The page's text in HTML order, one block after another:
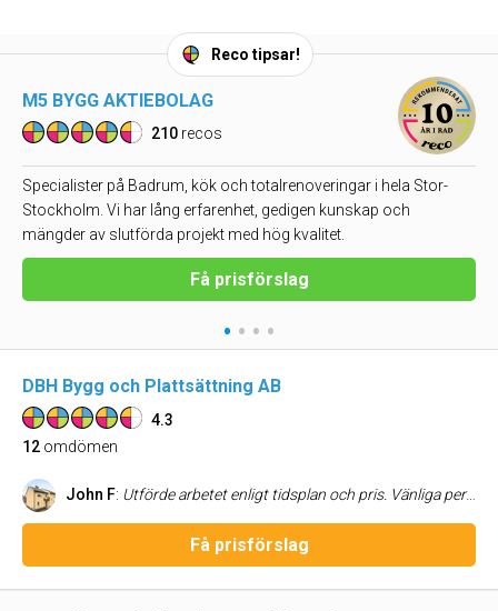
Reco tipsar!
M5 BYGG AKTIEBOLAG
210 recos
Specialister på Badrum, kök och totalrenoveringar i hela Stor-
Stockholm. Vi har lång erfarenhet, gedigen kunskap och
mängder av slutförda projekt med hög kvalitet.
Få prisförslag
• • • •
DBH Bygg och Plattsättning AB
4.3
12 omdömen
John F: Utförde arbetet enligt tidsplan och pris. Vänliga personer som utförde jobbet och med ett utmärkt resultat. Jag kan starkt rekommendera dem.
Få prisförslag